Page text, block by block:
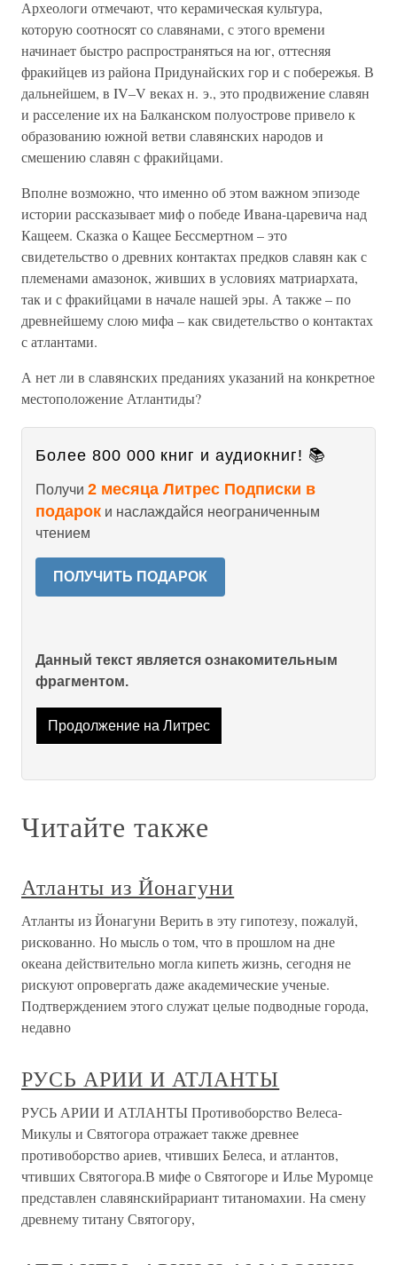
Археологи отмечают, что керамическая культура,
которую соотносят со славянами, с этого времени
начинает быстро распространяться на юг, оттесняя
фракийцев из района Придунайских гор и с побережья. В
дальнейшем, в IV–V веках н. э., это продвижение славян
и расселение их на Балканском полуострове привело к
образованию южной ветви славянских народов и
смешению славян с фракийцами.
Вполне возможно, что именно об этом важном эпизоде
истории рассказывает миф о победе Ивана-царевича над
Кащеем. Сказка о Кащее Бессмертном – это
свидетельство о древних контактах предков славян как с
племенами амазонок, живших в условиях матриархата,
так и с фракийцами в начале нашей эры. А также – по
древнейшему слою мифа – как свидетельство о контактах
с атлантами.
А нет ли в славянских преданиях указаний на конкретное
местоположение Атлантиды?
Более 800 000 книг и аудиокниг! 📚
Получи 2 месяца Литрес Подписки в
подарок и наслаждайся неограниченным
чтением
ПОЛУЧИТЬ ПОДАРОК
Данный текст является ознакомительным
фрагментом.
Продолжение на Литрес
Читайте также
Атланты из Йонагуни
Атланты из Йонагуни Верить в эту гипотезу, пожалуй,
рискованно. Но мысль о том, что в прошлом на дне
океана действительно могла кипеть жизнь, сегодня не
рискуют опровергать даже академические ученые.
Подтверждением этого служат целые подводные города,
недавно
РУСЬ АРИИ И АТЛАНТЫ
РУСЬ АРИИ И АТЛАНТЫ Противоборство Велеса-
Микулы и Святогора отражает также древнее
противоборство ариев, чтивших Белеса, и атлантов,
чтивших Святогора.В мифе о Святогоре и Илье Муромце
представлен славянскийрариант титаномахии. На смену
древнему титану Святогору,